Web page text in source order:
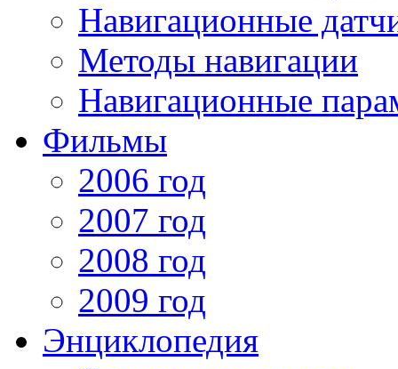
Навигационные
Методы навигации
Навигационные
Фильмы
2006 год
2007 год
2008 год
2009 год
Энциклопедия